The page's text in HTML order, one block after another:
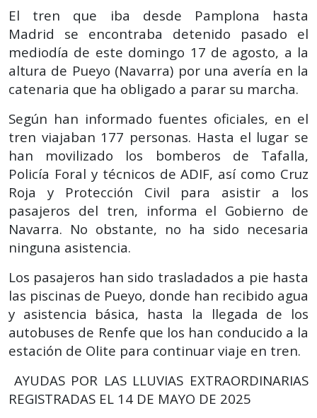
El tren que iba desde Pamplona hasta
Madrid se encontraba detenido pasado el
mediodía de este domingo 17 de agosto, a la
altura de Pueyo (Navarra) por una avería en la
catenaria que ha obligado a parar su marcha.
Según han informado fuentes oficiales, en el
tren viajaban 177 personas. Hasta el lugar se
han movilizado los bomberos de Tafalla,
Policía Foral y técnicos de ADIF, así como Cruz
Roja y Protección Civil para asistir a los
pasajeros del tren, informa el Gobierno de
Navarra. No obstante, no ha sido necesaria
ninguna asistencia.
Los pasajeros han sido trasladados a pie hasta
las piscinas de Pueyo, donde han recibido agua
y asistencia básica, hasta la llegada de los
autobuses de Renfe que los han conducido a la
estación de Olite para continuar viaje en tren.
AYUDAS POR LAS LLUVIAS EXTRAORDINARIAS
REGISTRADAS EL 14 DE MAYO DE 2025